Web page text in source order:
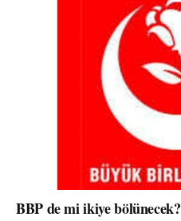
BBP de mi ikiye bölünecek?